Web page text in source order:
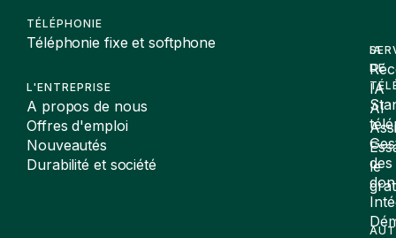
TÉLÉPHONIE
Téléphonie fixe et softphone
L'ENTREPRISE
A propos de nous
Offres d'emploi
Nouveautés
Durabilité et société
DE
des
IA
IA
AI
le